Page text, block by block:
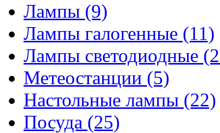
Лампы (9)
Лампы галогенные (11)
Лампы светодиодные
Метеостанции (5)
Настольные лампы (22)
Посуда (25)